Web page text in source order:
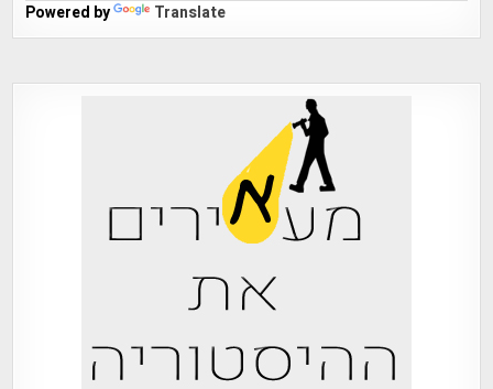
Powered by Translate